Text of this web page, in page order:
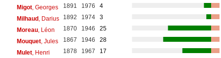
Migot, Georges 1891 1976
4
Milhaud, Darius 1892 1974
3
Moreau, Léon 1870 1946
25
Mouquet, Jules 1867 1946
28
Mulet, Henri 1878 1967
17